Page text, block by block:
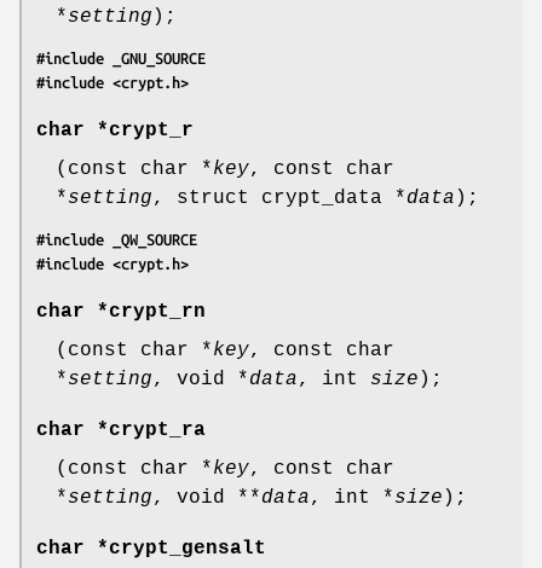
*setting );
#include _GNU_SOURCE
#include <crypt.h>
char *crypt_r
(const char *key, const char
*setting, struct crypt_data *data );
#include _QW_SOURCE
#include <crypt.h>
char *crypt_rn
(const char *key, const char
*setting, void *data, int size );
char *crypt_ra
(const char *key, const char
*setting, void **data, int *size );
char *crypt_gensalt